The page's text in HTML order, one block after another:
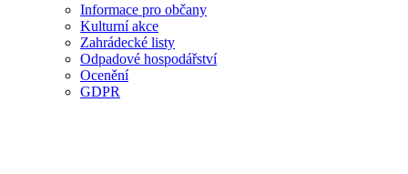
Informace pro občany
Kulturní akce
Zahrádecké listy
Odpadové hospodářství
Ocenění
GDPR